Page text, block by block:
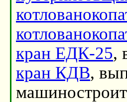
кран ЕДК-25,
кран КДВ,